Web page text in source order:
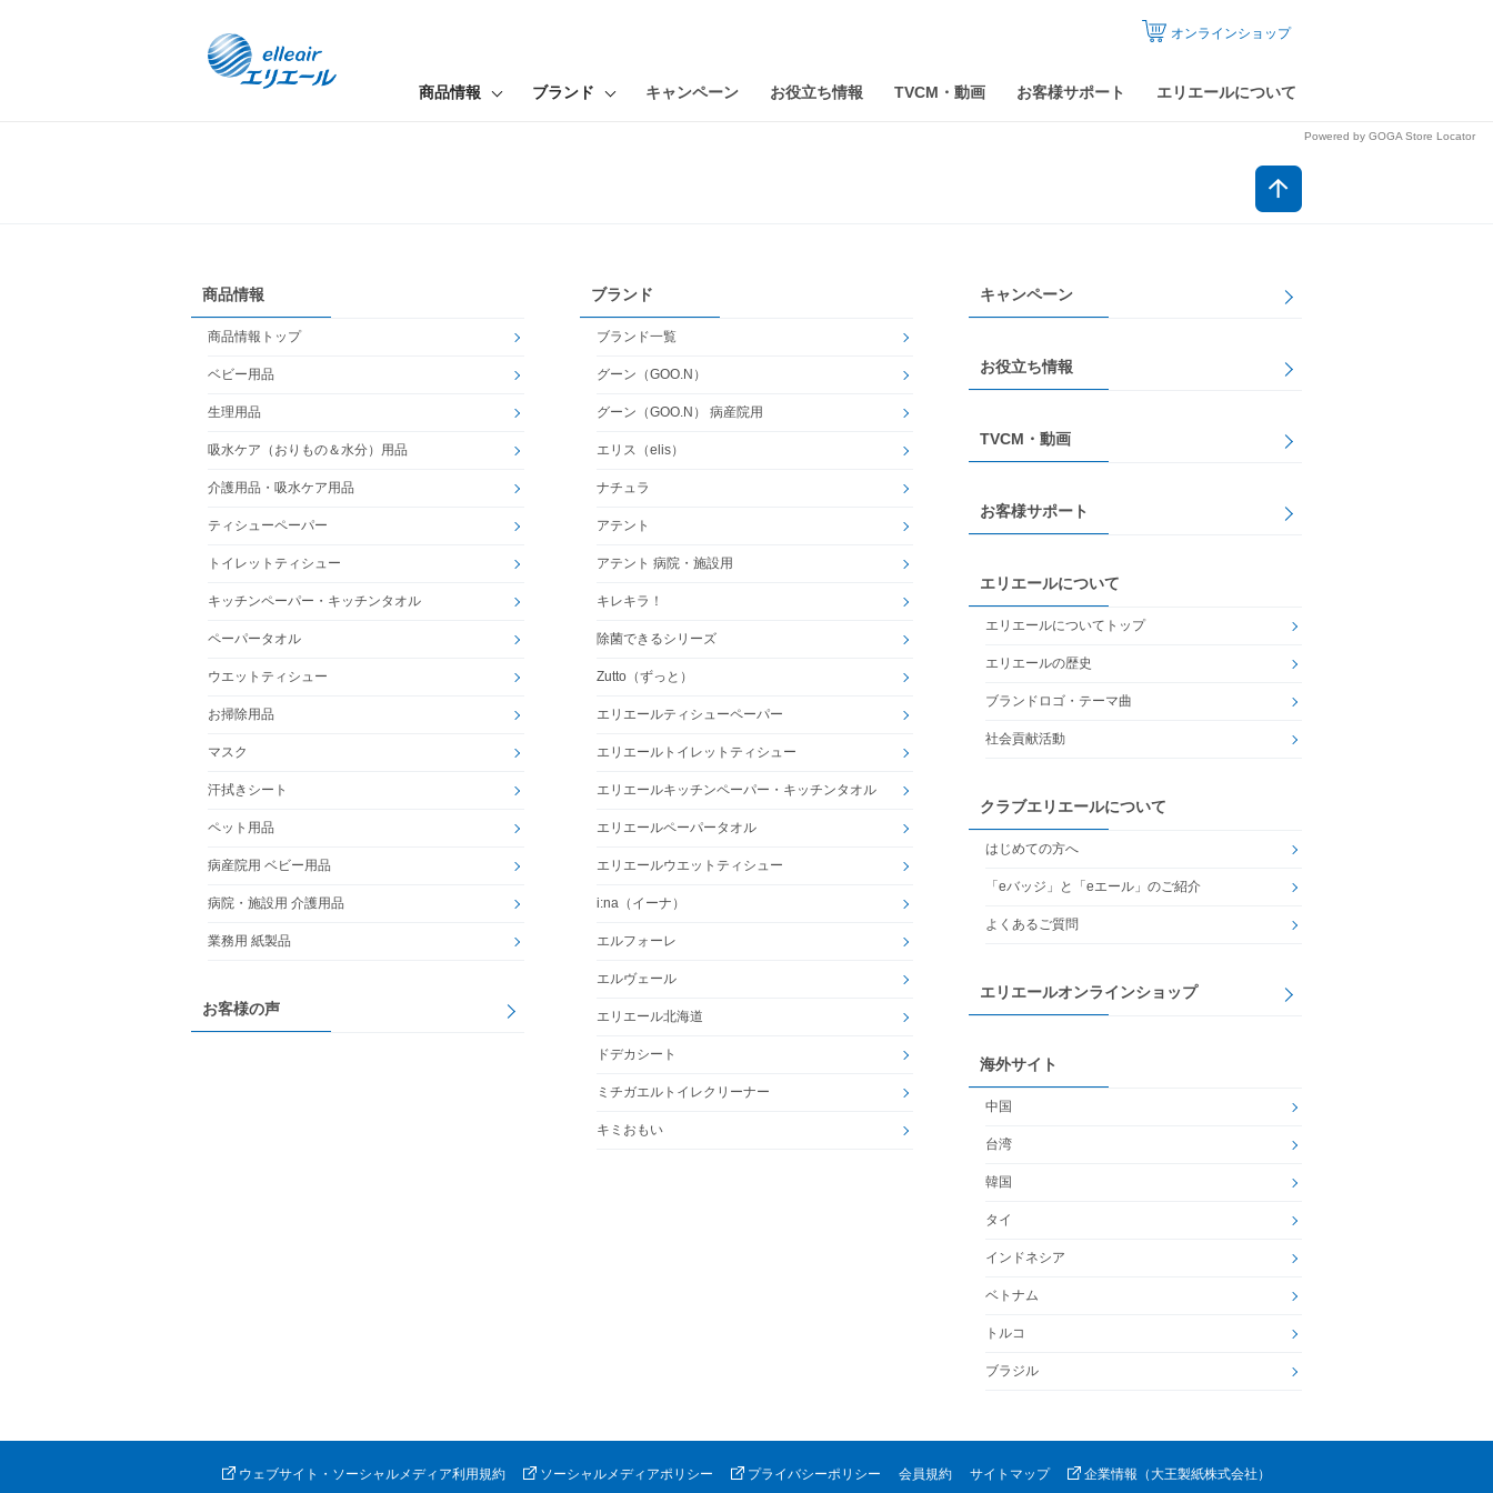
商品情報 ブランド キャンペーン お役立ち情報 TVCM・動画 お客様サポート エリエールについて
オンラインショップ
Powered by GOGA Store Locator
商品情報
商品情報トップ
ベビー用品
生理用品
吸水ケア（おりもの＆水分）用品
介護用品・吸水ケア用品
ティシューペーパー
トイレットティシュー
キッチンペーパー・キッチンタオル
ペーパータオル
ウエットティシュー
お掃除用品
マスク
汗拭きシート
ペット用品
病産院用 ベビー用品
病院・施設用 介護用品
業務用 紙製品
お客様の声
ブランド
ブランド一覧
グーン（GOO.N）
グーン（GOO.N） 病産院用
エリス（elis）
ナチュラ
アテント
アテント 病院・施設用
キレキラ！
除菌できるシリーズ
Zutto（ずっと）
エリエールティシューペーパー
エリエールトイレットティシュー
エリエールキッチンペーパー・キッチンタオル
エリエールペーパータオル
エリエールウエットティシュー
i:na（イーナ）
エルフォーレ
エルヴェール
エリエール北海道
ドデカシート
ミチガエルトイレクリーナー
キミおもい
キャンペーン
お役立ち情報
TVCM・動画
お客様サポート
エリエールについて
エリエールについてトップ
エリエールの歴史
ブランドロゴ・テーマ曲
社会貢献活動
クラブエリエールについて
はじめての方へ
「eバッジ」と「eエール」のご紹介
よくあるご質問
エリエールオンラインショップ
海外サイト
中国
台湾
韓国
タイ
インドネシア
ベトナム
トルコ
ブラジル
ウェブサイト・ソーシャルメディア利用規約 ソーシャルメディアポリシー プライバシーポリシー 会員規約 サイトマップ 企業情報（大王製紙株式会社）